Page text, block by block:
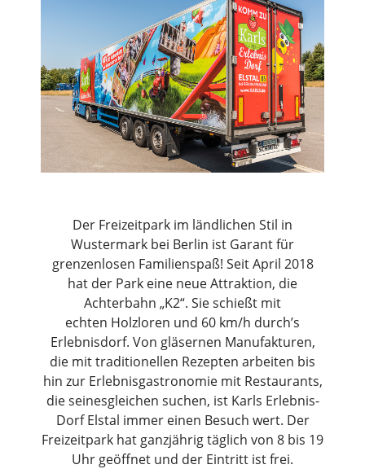
Der Freizeitpark im ländlichen Stil in
Wustermark bei Berlin ist Garant für
grenzenlosen Familienspaß! Seit April 2018
hat der Park eine neue Attraktion, die
Achterbahn „K2“. Sie schießt mit
echten Holzloren und 60 km/h durch’s
Erlebnisdorf. Von gläsernen Manufakturen,
die mit traditionellen Rezepten arbeiten bis
hin zur Erlebnisgastronomie mit Restaurants,
die seinesgleichen suchen, ist Karls Erlebnis-
Dorf Elstal immer einen Besuch wert. Der
Freizeitpark hat ganzjährig täglich von 8 bis 19
Uhr geöffnet und der Eintritt ist frei.